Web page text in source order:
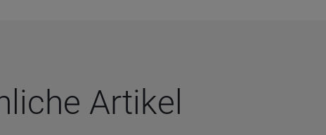
Arti­kel